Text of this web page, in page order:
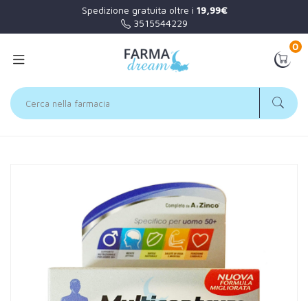
Spedizione gratuita oltre i 19,99€
3515544229
0
Integratore 30 Compresse